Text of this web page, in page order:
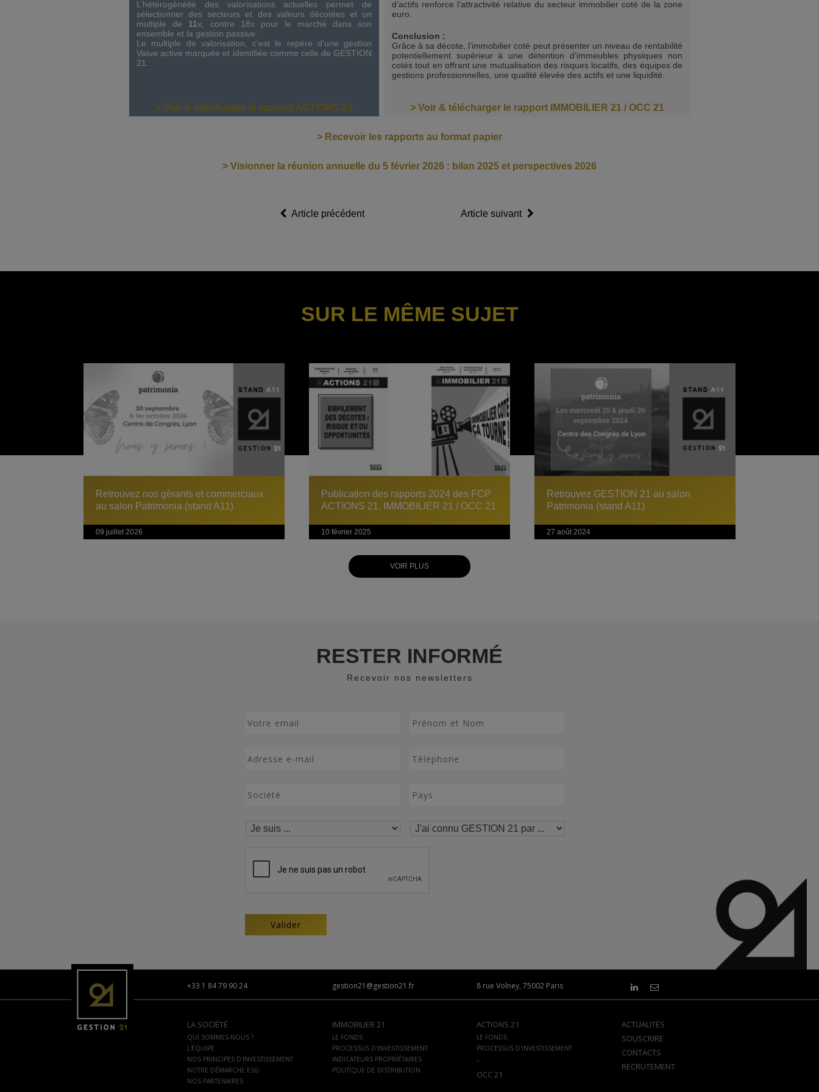
L’hétérogénéité des valorisations actuelles permet de
sélectionner des secteurs et des valeurs décotées et un
multiple de 11x, contre 18x pour le marché dans son
ensemble et la gestion passive.
Le multiple de valorisation, c’est le repère d’une gestion
Value active marquée et identifiée comme celle de GESTION
21.
d’actifs renforce l’attractivité relative du secteur immobilier coté de la zone
euro.
Conclusion :
Grâce à sa décote, l’immobilier coté peut présenter un niveau de rentabilité
potentiellement supérieur à une détention d’immeubles physiques non
cotés tout en offrant une mutualisation des risques locatifs, des équipes de
gestions professionnelles, une qualité élevée des actifs et une liquidité.
> Voir & télécharger le rapport ACTIONS 21 > Voir & télécharger le rapport IMMOBILIER 21 / OCC 21
> Recevoir les rapports au format papier
> Visionner la réunion annuelle du 5 février 2026 : bilan 2025 et perspectives 2026
Article précédent Article suivant
SUR LE MÊME SUJET
Retrouvez nos gérants et commerciaux
au salon Patrimonia (stand A11)
09 juillet 2026
Publication des rapports 2024 des FCP
ACTIONS 21, IMMOBILIER 21 / OCC 21
10 février 2025
Retrouvez GESTION 21 au salon
Patrimonia (stand A11)
27 août 2024
VOIR PLUS
RESTER INFORMÉ
Recevoir nos newsletters
+33 1 84 79 90 24 gestion21@gestion21.fr 8 rue Volney, 75002 Paris
LA SOCIÉTÉ
QUI SOMMES-NOUS ?
L'ÉQUIPE
NOS PRINCIPES D'INVESTISSEMENT
NOTRE DÉMARCHE ESG
NOS PARTENAIRES
IMMOBILIER 21
LE FONDS
PROCESSUS D'INVESTISSEMENT
INDICATEURS PROPRIÉTAIRES
POLITIQUE DE DISTRIBUTION
ACTIONS 21
LE FONDS
PROCESSUS D'INVESTISSEMENT
-
OCC 21
ACTUALITÉS
SOUSCRIRE
CONTACTS
RECRUTEMENT